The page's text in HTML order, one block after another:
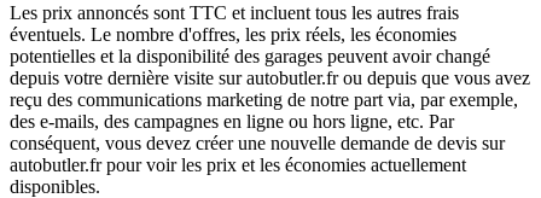
Les prix annoncés sont TTC et incluent tous les autres frais
éventuels. Le nombre d'offres, les prix réels, les économies
potentielles et la disponibilité des garages peuvent avoir changé
depuis votre dernière visite sur autobutler.fr ou depuis que vous avez
reçu des communications marketing de notre part via, par exemple,
des e-mails, des campagnes en ligne ou hors ligne, etc. Par
conséquent, vous devez créer une nouvelle demande de devis sur
autobutler.fr pour voir les prix et les économies actuellement
disponibles.